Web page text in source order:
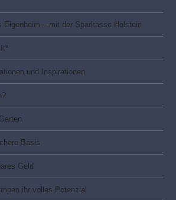
Eigenheim – mit der Sparkasse Holstein
und Inspirationen
Basis
Geld
ihr volles Potenzial